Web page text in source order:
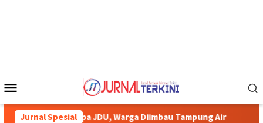
Mobile
Jurnal Spesial
Warga Diimbau Tampung Air Pemkab Karimun minta